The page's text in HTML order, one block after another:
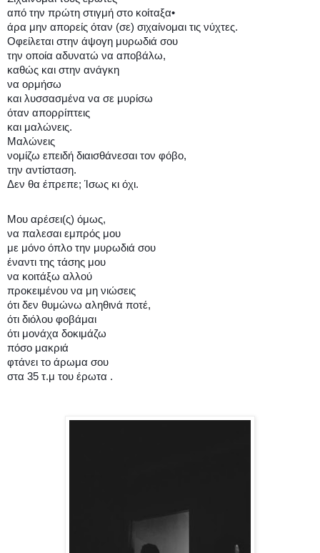
από την πρώτη στιγμή στο κοίταξα•
άρα μην απορείς όταν (σε) σιχαίνομαι τις νύχτες.
Οφείλεται στην άψογη μυρωδιά σου
την οποία αδυνατώ να αποβάλω,
καθώς και στην ανάγκη
να ορμήσω
και λυσσασμένα να σε μυρίσω
όταν απορρίπτεις
και μαλώνεις.
Μαλώνεις
νομίζω επειδή διαισθάνεσαι τον φόβο,
την αντίσταση.
Δεν θα έπρεπε; Ίσως κι όχι.
Μου αρέσει(ς) όμως,
να παλεσαι εμπρός μου
με μόνο όπλο την μυρωδιά σου
έναντι της τάσης μου
να κοιτάξω αλλού
προκειμένου να μη νιώσεις
ότι δεν θυμώνω αληθινά ποτέ,
ότι διόλου φοβάμαι
ότι μονάχα δοκιμάζω
πόσο μακριά
φτάνει το άρωμα σου
στα 35 τ.μ του έρωτα .